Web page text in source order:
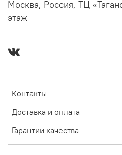
Контакты
Доставка и оплата
Гарантии качества
Москва, Россия, ТЦ
этаж